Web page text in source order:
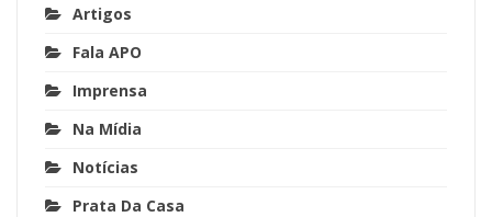
Artigos
Fala APO
Imprensa
Na Mídia
Notícias
Prata Da Casa